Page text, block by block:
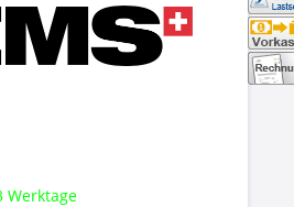
Werktage